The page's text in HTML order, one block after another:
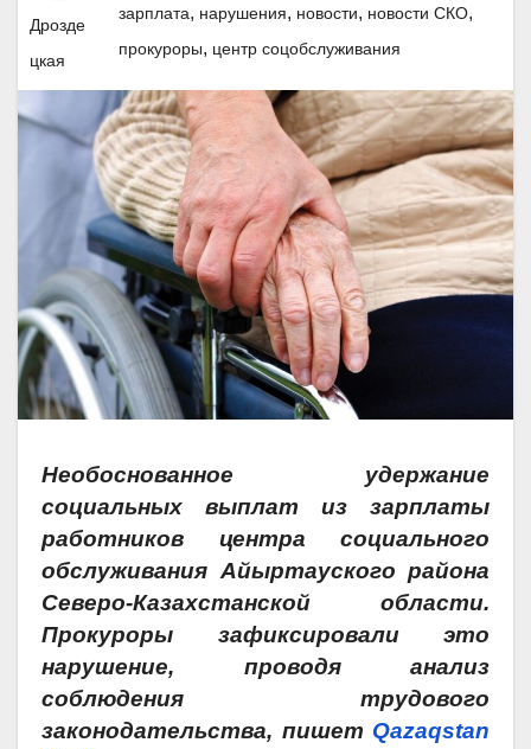
зарплата, нарушения, новости, новости СКО,
прокуроры, центр соцобслуживания
Необоснованное удержание
социальных выплат из зарплаты
работников центра социального
обслуживания Айыртауского района
Северо-Казахстанской области.
Прокуроры зафиксировали это
нарушение, проводя анализ
соблюдения трудового
законодательства, пишет Qazaqstan